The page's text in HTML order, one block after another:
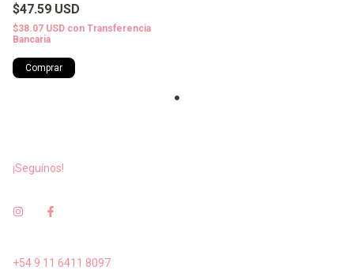
$47.59 USD
$38.07 USD con Transferencia
Bancaria
Comprar
¡Seguínos!
+54 9 11 6411 8097